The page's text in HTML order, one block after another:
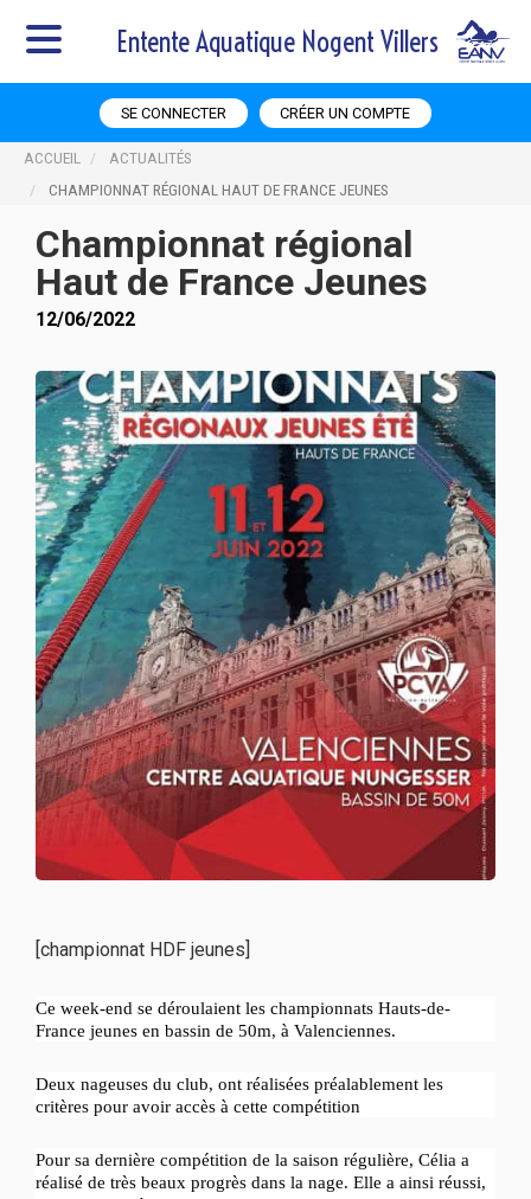
Entente Aquatique Nogent Villers
SE CONNECTER CRÉER UN COMPTE
ACCUEIL
ACTUALITÉS
CHAMPIONNAT RÉGIONAL HAUT DE FRANCE JEUNES
Championnat régional
Haut de France Jeunes
12/06/2022
[championnat HDF jeunes]
Ce week-end se déroulaient les championnats Hauts-de-
France jeunes en bassin de 50m, à Valenciennes.
Deux nageuses du club, ont réalisées préalablement les
critères pour avoir accès à cette compétition
Pour sa dernière compétition de la saison régulière, Célia a
réalisé de très beaux progrès dans la nage. Elle a ainsi réussi,